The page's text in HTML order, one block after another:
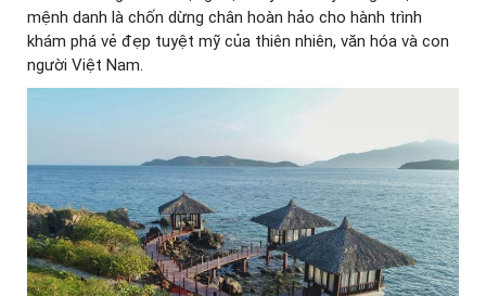
mệnh danh là chốn dừng chân hoàn hảo cho hành trình
khám phá vẻ đẹp tuyệt mỹ của thiên nhiên, văn hóa và con
người Việt Nam.